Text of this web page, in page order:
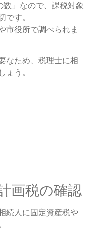
数」なので、課税対象
です。
市役所で調べられま
なため、税理士に相
ょう。
画税の確認
続人に固定資産税や